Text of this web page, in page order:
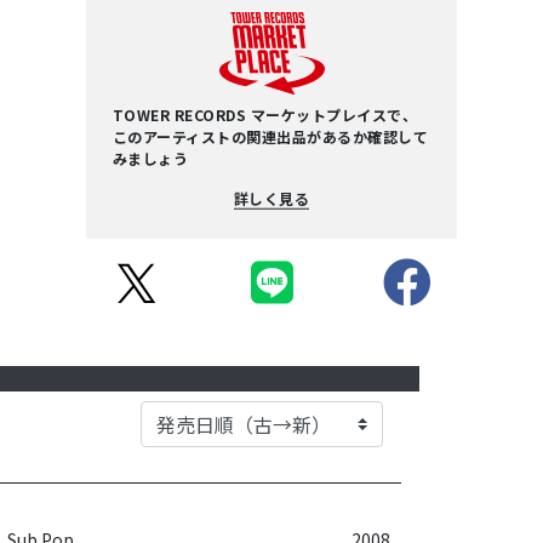
TOWER RECORDS マーケットプレイスで、
このアーティストの関連出品があるか確認して
みましょう
詳しく見る